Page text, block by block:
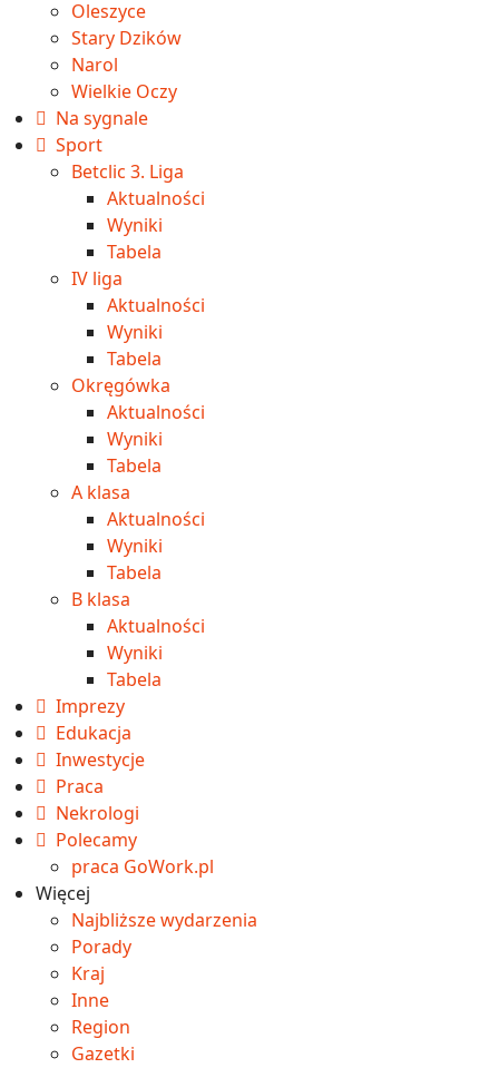
Oleszyce
Stary Dzików
Narol
Wielkie Oczy
Na sygnale
Sport
Betclic 3. Liga
Aktualności
Wyniki
Tabela
IV liga
Aktualności
Wyniki
Tabela
Okręgówka
Aktualności
Wyniki
Tabela
A klasa
Aktualności
Wyniki
Tabela
B klasa
Aktualności
Wyniki
Tabela
Imprezy
Edukacja
Inwestycje
Praca
Nekrologi
Polecamy
praca GoWork.pl
Więcej
Najbliższe wydarzenia
Porady
Kraj
Inne
Region
Gazetki